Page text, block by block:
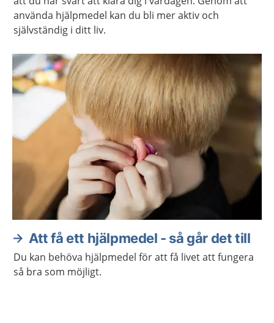
använda hjälpmedel kan du bli mer aktiv och
självständig i ditt liv.
Att få ett hjälpmedel - så går det till
Du kan behöva hjälpmedel för att få livet att fungera
så bra som möjligt.